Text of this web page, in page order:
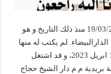
على إثر تعرضه لحادث سير خطيرة بتاريخ 19/03/2023 منذ ذلك التاريخ و هو
لم يكتب له منها
النجاة؛ حيث إنتقل إلى جوار ربه يوم الجمعة 14 ابريل 2023، و قد اشتغل
بريدية م م دار الشيخ حجاج